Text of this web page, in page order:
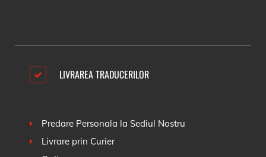
LIVRAREA TRADUCERILOR
Predare Personala la Sediul Nostru
Livrare prin Curier